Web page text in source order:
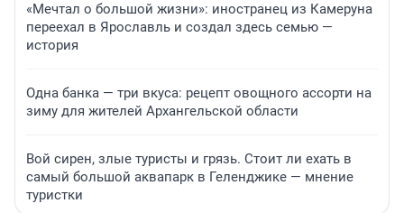
«Мечтал о большой жизни»: иностранец из Камеруна
переехал в Ярославль и создал здесь семью —
история
Одна банка — три вкуса: рецепт овощного ассорти на
зиму для жителей Архангельской области
Вой сирен, злые туристы и грязь. Стоит ли ехать в
самый большой аквапарк в Геленджике — мнение
туристки